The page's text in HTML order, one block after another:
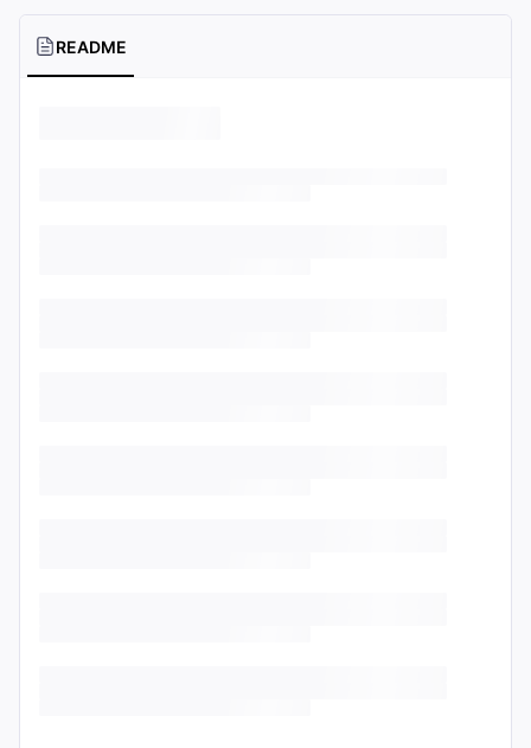
README